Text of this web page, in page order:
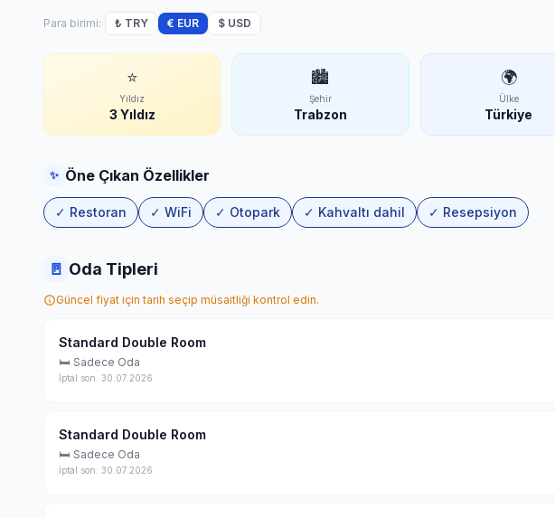
Para birimi: ₺ TRY € EUR $ USD
⭐
Yıldız
3 Yıldız
🏙
Şehir
Trabzon
🌍
Ülke
Türkiye
✨ Öne Çıkan Özellikler
✓ Restoran ✓ WiFi ✓ Otopark ✓ Kahvaltı dahil ✓ Resepsiyon
🚪 Oda Tipleri
Güncel fiyat için tarih seçip müsaitliği kontrol edin.
Standard Double Room
🛏 Sadece Oda
İptal son: 30.07.2026
Standard Double Room
🛏 Sadece Oda
İptal son: 30.07.2026